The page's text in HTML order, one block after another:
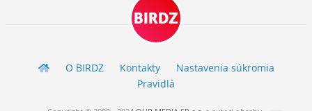
BIRDZ
O BIRDZ Kontakty
Nastavenia súkromia
Pravidlá